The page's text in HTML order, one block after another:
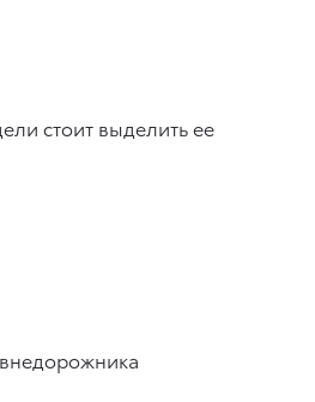
стоит выделить ее